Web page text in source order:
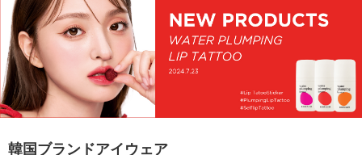
韓国ブランドアイウェア